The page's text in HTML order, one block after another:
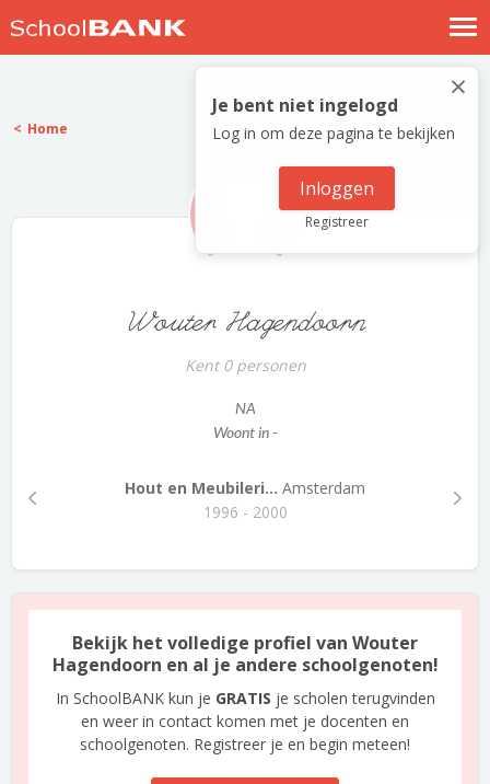
Nostalgische verhalen
Log in
Meld je gratis aan
×
Je bent niet ingelogd
Log in om deze pagina te bekijken
Inloggen
Registreer
Home
Wouter Hagendoorn
Kent 0 personen
NA
Woont in -
Hout en Meubileri... Amsterdam
1996 - 2000
Bekijk het volledige profiel van Wouter
Hagendoorn en al je andere schoolgenoten!
In SchoolBANK kun je GRATIS je scholen terugvinden
en weer in contact komen met je docenten en
schoolgenoten. Registreer je en begin meteen!